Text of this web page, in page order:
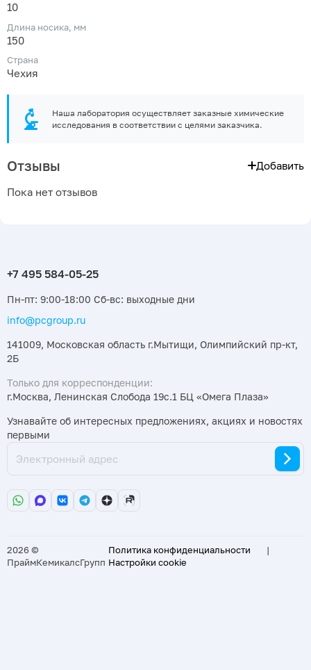
10
Длина носика, мм
150
Страна
Чехия
Наша лаборатория осуществляет заказные химические
исследования в соответствии с целями заказчика.
Отзывы Добавить
Пока нет отзывов
Пн-пт: 9:00-18:00 Сб-вс: выходные дни
info@pcgroup.ru
141009, Московская область г.Мытищи, Олимпийский пр-кт,
2Б
Только для корреспонденции:
г.Москва, Ленинская Слобода 19с.1 БЦ «Омега Плаза»
Узнавайте об интересных предложениях, акциях и новостях
первыми
2026 ©
ПраймКемикалсГрупп
Политика конфиденциальности
|
Настройки cookie